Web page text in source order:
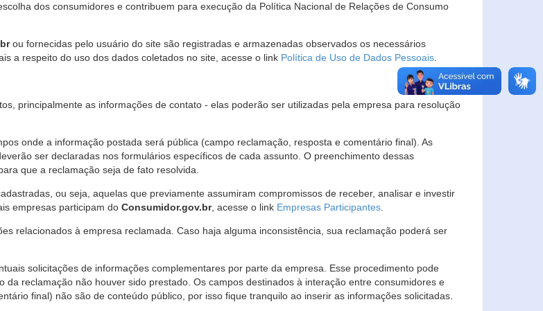
dos consumidores e contribuem para execução da Política Nacional de Relações de Consumo
ou fornecidas pelo usuário do site são registradas e armazenadas observados os necessários
a respeito do uso dos dados coletados no site, acesse o link Política de Uso de Dados Pessoais
principalmente as informações de contato - elas poderão ser utilizadas pela empresa para resolução
onde a informação postada será pública (campo reclamação, resposta e comentário final). As
ser declaradas nos formulários específicos de cada assunto. O preenchimento dessas
que a reclamação seja de fato resolvida.
ou seja, aquelas que previamente assumiram compromissos de receber, analisar e investir
empresas participam do Consumidor.gov.br, acesse o link Empresas Participantes
relacionados à empresa reclamada. Caso haja alguma inconsistência, sua reclamação poderá ser
solicitações de informações complementares por parte da empresa. Esse procedimento pode
reclamação não houver sido prestado. Os campos destinados à interação entre consumidores e
final) não são de conteúdo público, por isso fique tranquilo ao inserir as informações solicitadas.